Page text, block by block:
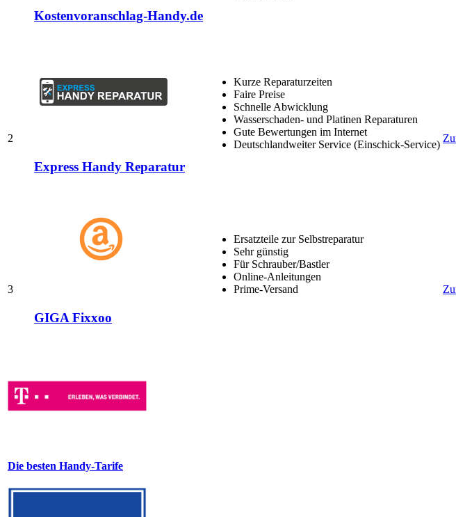
Kostenvoranschlag-Handy.de
2
Express Handy Reparatur
Kurze Reparaturzeiten
Faire Preise
Schnelle Abwicklung
Wasserschaden- und Platinen Reparaturen
Gute Bewertungen im Internet
Deutschlandweiter Service (Einschick-Service)
3
GIGA Fixxoo
Ersatzteile zur Selbstreparatur
Sehr günstig
Für Schrauber/Bastler
Online-Anleitungen
Prime-Versand
Die besten Handy-Tarife